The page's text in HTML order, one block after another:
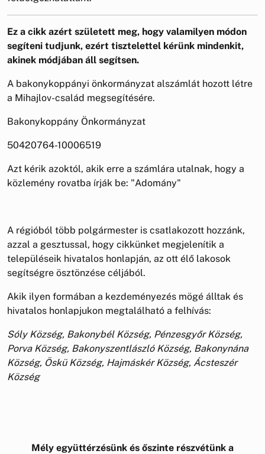
Ez a cikk azért született meg, hogy valamilyen módon
segíteni tudjunk, ezért tisztelettel kérünk mindenkit,
akinek módjában áll segítsen.
A bakonykoppányi önkormányzat alszámlát hozott létre
a Mihajlov-család megsegítésére.
Bakonykoppány Önkormányzat
50420764-10006519
Azt kérik azoktól, akik erre a számlára utalnak, hogy a
közlemény rovatba írják be: "Adomány"
A régióból több polgármester is csatlakozott hozzánk,
azzal a gesztussal, hogy cikkünket megjelenítik a
településeik hivatalos honlapján, az ott élő lakosok
segítségre ösztönzése céljából.
Akik ilyen formában a kezdeményezés mögé álltak és
hivatalos honlapjukon megtalálható a felhívás:
Sóly Község, Bakonybél Község, Pénzesgyőr Község,
Porva Község, Bakonyszentlászló Község, Bakonynána
Község, Öskü Község, Hajmáskér Község, Ácsteszér
Község
Mély együttérzésünk és őszinte részvétünk a